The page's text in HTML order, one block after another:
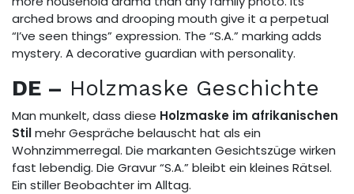
arched brows and drooping mouth give it a perpetual
“I’ve seen things” expression. The “S.A.” marking adds
mystery. A decorative guardian with personality.
DE – Holzmaske Geschichte
Man munkelt, dass diese Holzmaske im afrikanischen
Stilmehr Gespräche belauscht hat als ein
Wohnzimmerregal. Die markanten Gesichtszüge wirken
fast lebendig. Die Gravur “S.A.” bleibt ein kleines Rätsel.
Ein stiller Beobachter im Alltag.